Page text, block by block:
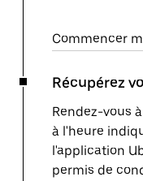
Commencer
Récupérez
Rendez-vous
à l'heure
l'application
permis de